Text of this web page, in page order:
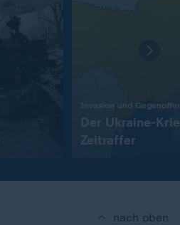
Invasion und
Der Ukraine-
Zeitraffer
nach oben